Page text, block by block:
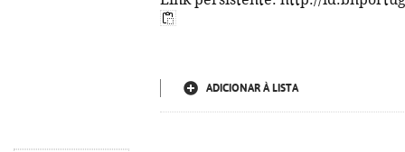
ADICIONAR À LISTA